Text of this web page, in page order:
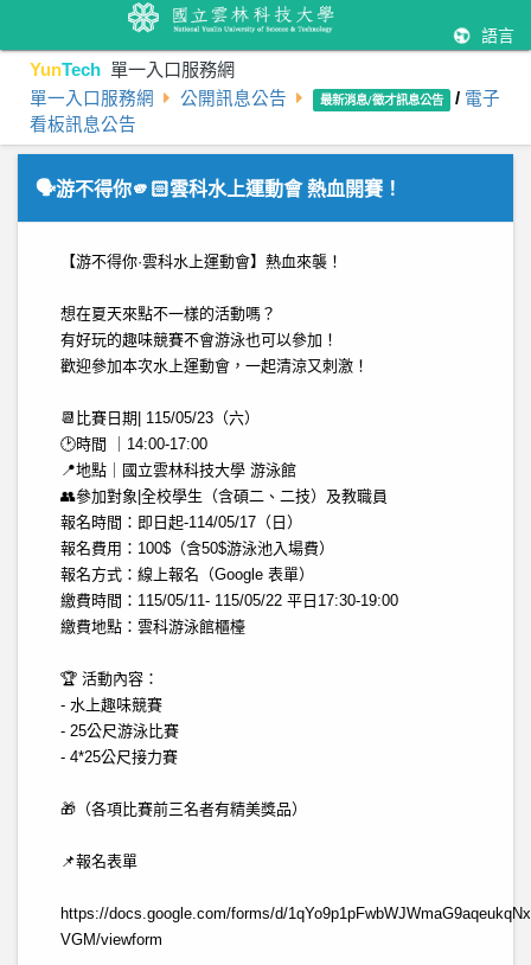
語言
YunTech 單一入口服務網
單一入口服務網 公開訊息公告 最新消息/徵才訊息公告 / 電子
看板訊息公告
🗣️游不得你🫵🏻雲科水上運動會 熱血開賽！
【游不得你·雲科水上運動會】熱血來襲！
想在夏天來點不一樣的活動嗎？
有好玩的趣味競賽不會游泳也可以參加！
歡迎參加本次水上運動會，一起清涼又刺激！
📆比賽日期| 115/05/23（六）
🕑時間 ｜14:00-17:00
📍地點｜國立雲林科技大學 游泳館
👥參加對象|全校學生（含碩二、二技）及教職員
報名時間：即日起-114/05/17（日）
報名費用：100$（含50$游泳池入場費）
報名方式：線上報名（Google 表單）
繳費時間：115/05/11- 115/05/22 平日17:30-19:00
繳費地點：雲科游泳館櫃檯
🏆 活動內容：
- 水上趣味競賽
- 25公尺游泳比賽
- 4*25公尺接力賽
🎁（各項比賽前三名者有精美獎品）
📌報名表單
https://docs.google.com/forms/d/
VGM/viewform